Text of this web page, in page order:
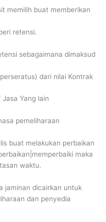
memilih buat memberikan
retensi.
sebagaimana dimaksud
dari nilai Kontrak
Yang lain
pemeliharaan
buat melakukan perbaikan
maka
waktu.
jaminan dicairkan untuk
dan penyedia